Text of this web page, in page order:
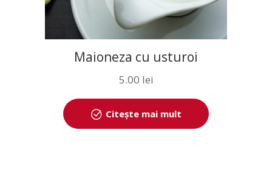
Maioneza cu usturoi
5.00 lei
Citește mai mult